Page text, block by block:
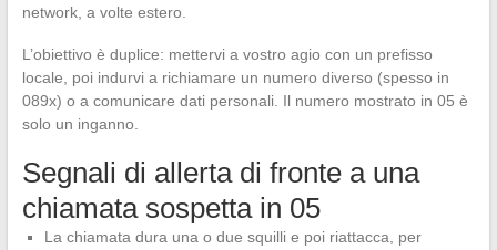
network, a volte estero.
L’obiettivo è duplice: mettervi a vostro agio con un prefisso
locale, poi indurvi a richiamare un numero diverso (spesso in
089x) o a comunicare dati personali. Il numero mostrato in 05 è
solo un inganno.
Segnali di allerta di fronte a una
chiamata sospetta in 05
La chiamata dura una o due squilli e poi riattacca, per